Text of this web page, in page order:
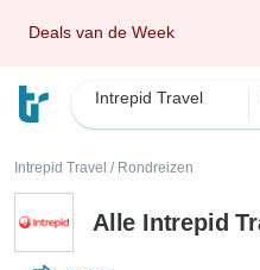
Deals van de Week
Intrepid Travel
Intrepid Travel / Rondreizen
Alle Intrepid